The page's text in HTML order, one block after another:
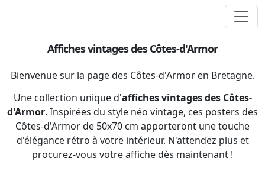
Affiches vintages des Côtes-d'Armor
Bienvenue sur la page des Côtes-d'Armor en Bretagne.
Une collection unique d'affiches vintages des Côtes-
d'Armor. Inspirées du style néo vintage, ces posters des
Côtes-d'Armor de 50x70 cm apporteront une touche
d'élégance rétro à votre intérieur. N'attendez plus et
procurez-vous votre affiche dès maintenant !